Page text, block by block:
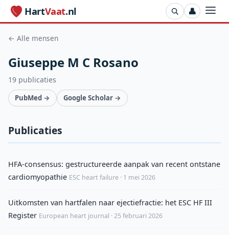
HartVaat.nl 👤
← Alle mensen
Giuseppe M C Rosano
19 publicaties
PubMed → Google Scholar →
Publicaties
HFA-consensus: gestructureerde aanpak van recent ontstane
cardiomyopathie ESC heart failure · 1 mei 2026
Uitkomsten van hartfalen naar ejectiefractie: het ESC HF III
Register European heart journal · 25 februari 2026